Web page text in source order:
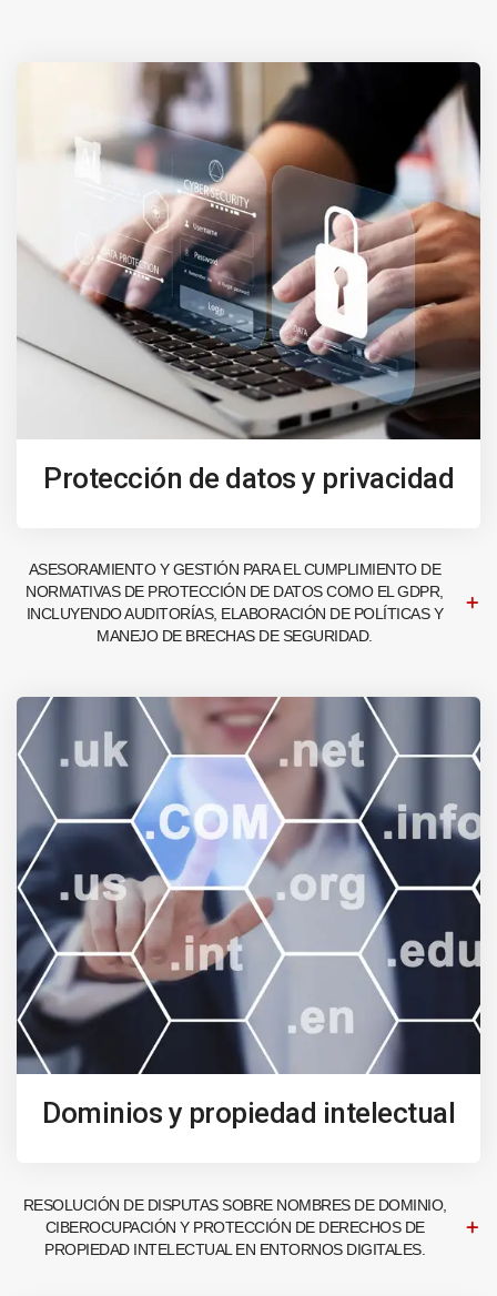
Protección de datos y privacidad
ASESORAMIENTO Y GESTIÓN PARA EL CUMPLIMIENTO DE
NORMATIVAS DE PROTECCIÓN DE DATOS COMO EL GDPR,
INCLUYENDO AUDITORÍAS, ELABORACIÓN DE POLÍTICAS Y
MANEJO DE BRECHAS DE SEGURIDAD.
Dominios y propiedad intelectual
RESOLUCIÓN DE DISPUTAS SOBRE NOMBRES DE DOMINIO,
CIBEROCUPACIÓN Y PROTECCIÓN DE DERECHOS DE
PROPIEDAD INTELECTUAL EN ENTORNOS DIGITALES.